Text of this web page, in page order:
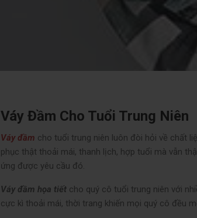
Váy Đầm Cho Tuổi Trung Niên
Váy đầm cho tuổi trung niên luôn đòi hỏi về chất
phục thật thoải mái, thanh lịch, hợp tuổi mà vẫn
ứng được yêu cầu đó.
Váy đầm họa tiết cho quý cô tuổi trung niên với
cực kì thoải mái, thời trang khiến mọi quý cô đều